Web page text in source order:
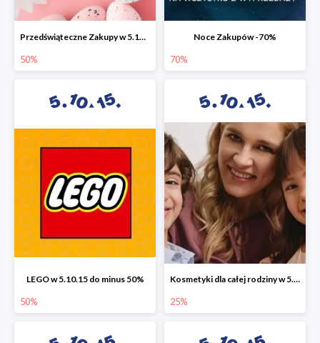
Przedświąteczne Zakupy w 5.10.15 do -50%
50%
Noce Zakupów -70%
70%
LEGO w 5.10.15 do minus 50%
50%
Kosmetyki dla całej rodziny w 5.10.15 do -25%
25%